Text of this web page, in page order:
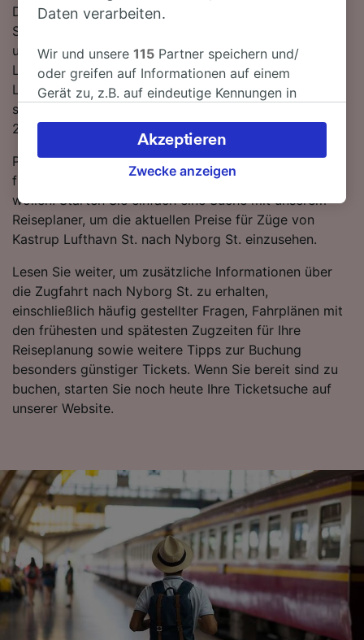
Die Fahrt zwischen Kastrup Lufthavn St. und Nyborg
St. ist trotz fehlender Direktverbindungen
unkompliziert. Sie müssen lediglich 4 umsteigen.
Lassen Sie sich von einem DSB-Zug von Kastrup
Lufthavn St. nach Nyborg St. bringen - mit den
schnellsten Verbindungen erreichen Sie Ihr Ziel in nur
24 Stunden 5 Minuten.
Planen Sie Ihre Reise im Voraus und buchen Sie
frühzeitig, wenn Sie die günstigsten Tarife ergattern
wollen. Starten Sie einfach eine Suche mit unserem
Reiseplaner, um die aktuellen Preise für Züge von
Kastrup Lufthavn St. nach Nyborg St. einzusehen.
Lesen Sie weiter, um zusätzliche Informationen über
die Zugfahrt nach Nyborg St. zu erhalten,
einschließlich häufig gestellter Fragen, Fahrplänen mit
den frühesten und spätesten Zugzeiten für Ihre
Reiseplanung sowie weitere Tipps zur Buchung
besonders günstiger Tickets. Wenn Sie bereit sind zu
buchen, starten Sie noch heute Ihre Ticketsuche auf
unserer Website.
Daten verarbeiten.
Wir und unsere115 Partner speichern und/
oder greifen auf Informationen auf einem
Gerät zu, z.B. auf eindeutige Kennungen in
verarbeiten. Sie können Ihre Präferenzen
akzeptieren oder verwalten, einschließlich
Ihres Widerspruchsrechts bei berechtigtem
besuchen Sie jederzeit die Seite der
Datenschutzrichtlinie. Diese Präferenzen
werden unseren Partnern signalisiert und
haben keinen Einfluss auf Surfdaten. Ihre
Daten werden nicht für Tracking-Zwecke
verwendet, wenn Sie uns gebeten haben, Ihr
Surfverhalten nicht zu verfolgen.
Wir und unsere Partner verarbeiten Daten, um
Folgendes bereitzustellen:
Verwendung genauer Standortdaten.
Endgeräteeigenschaften zur Identifikation
von Werbeleistung und der Performance von
Inhalten, Zielgruppenforschung sowie
Entwicklung und Verbesserung von
Angeboten.
Liste der Partner (Lieferanten)
Zwecke anzeigen
Akzeptieren